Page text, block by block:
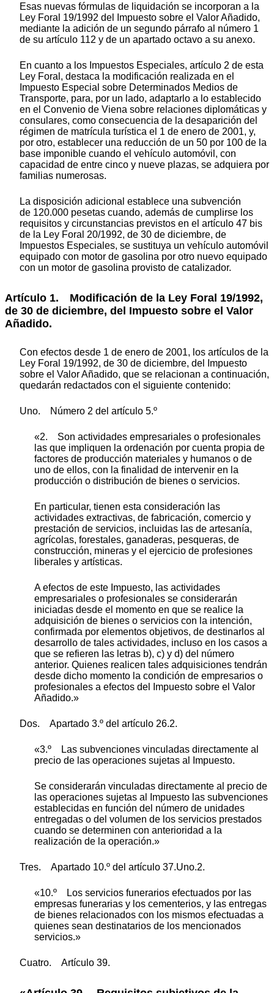
Esas nuevas fórmulas de liquidación se incorporan a la
Ley Foral 19/1992 del Impuesto sobre el Valor Añadido,
mediante la adición de un segundo párrafo al número 1
de su artículo 112 y de un apartado octavo a su anexo.
En cuanto a los Impuestos Especiales, artículo 2 de esta
Ley Foral, destaca la modificación realizada en el
Impuesto Especial sobre Determinados Medios de
Transporte, para, por un lado, adaptarlo a lo establecido
en el Convenio de Viena sobre relaciones diplomáticas y
consulares, como consecuencia de la desaparición del
régimen de matrícula turística el 1 de enero de 2001, y,
por otro, establecer una reducción de un 50 por 100 de la
base imponible cuando el vehículo automóvil, con
capacidad de entre cinco y nueve plazas, se adquiera por
familias numerosas.
La disposición adicional establece una subvención
de 120.000 pesetas cuando, además de cumplirse los
requisitos y circunstancias previstos en el artículo 47 bis
de la Ley Foral 20/1992, de 30 de diciembre, de
Impuestos Especiales, se sustituya un vehículo automóvil
equipado con motor de gasolina por otro nuevo equipado
con un motor de gasolina provisto de catalizador.
Artículo 1. Modificación de la Ley Foral 19/1992,
de 30 de diciembre, del Impuesto sobre el Valor
Añadido.
Con efectos desde 1 de enero de 2001, los artículos de la
Ley Foral 19/1992, de 30 de diciembre, del Impuesto
sobre el Valor Añadido, que se relacionan a continuación,
quedarán redactados con el siguiente contenido:
Uno. Número 2 del artículo 5.º
«2. Son actividades empresariales o profesionales
las que impliquen la ordenación por cuenta propia de
factores de producción materiales y humanos o de
uno de ellos, con la finalidad de intervenir en la
producción o distribución de bienes o servicios.
En particular, tienen esta consideración las
actividades extractivas, de fabricación, comercio y
prestación de servicios, incluidas las de artesanía,
agrícolas, forestales, ganaderas, pesqueras, de
construcción, mineras y el ejercicio de profesiones
liberales y artísticas.
A efectos de este Impuesto, las actividades
empresariales o profesionales se considerarán
iniciadas desde el momento en que se realice la
adquisición de bienes o servicios con la intención,
confirmada por elementos objetivos, de destinarlos al
desarrollo de tales actividades, incluso en los casos a
que se refieren las letras b), c) y d) del número
anterior. Quienes realicen tales adquisiciones tendrán
desde dicho momento la condición de empresarios o
profesionales a efectos del Impuesto sobre el Valor
Añadido.»
Dos. Apartado 3.º del artículo 26.2.
«3.º Las subvenciones vinculadas directamente al
precio de las operaciones sujetas al Impuesto.
Se considerarán vinculadas directamente al precio de
las operaciones sujetas al Impuesto las subvenciones
establecidas en función del número de unidades
entregadas o del volumen de los servicios prestados
cuando se determinen con anterioridad a la
realización de la operación.»
Tres. Apartado 10.º del artículo 37.Uno.2.
«10.º Los servicios funerarios efectuados por las
empresas funerarias y los cementerios, y las entregas
de bienes relacionados con los mismos efectuadas a
quienes sean destinatarios de los mencionados
servicios.»
Cuatro. Artículo 39.